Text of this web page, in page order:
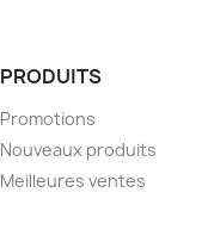
PRODUITS
Promotions
Nouveaux produits
Meilleures ventes